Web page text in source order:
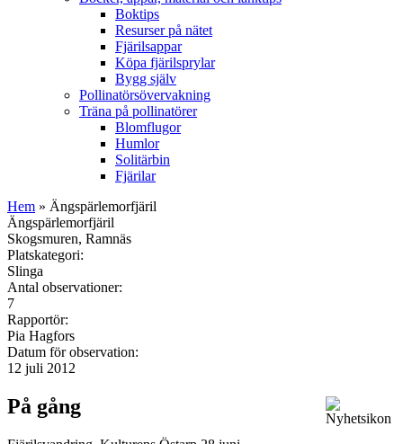
Boktips
Resurser på nätet
Fjärilsappar
Köpa fjärilsprylar
Bygg själv
Pollinatörsövervakning
Träna på pollinatörer
Blomflugor
Humlor
Solitärbin
Fjärilar
Hem » Ängspärlemorfjäril
Ängspärlemorfjäril
Skogsmuren, Ramnäs
Platskategori:
Slinga
Antal observationer:
7
Rapportör:
Pia Hagfors
Datum för observation:
12 juli 2012
På gång